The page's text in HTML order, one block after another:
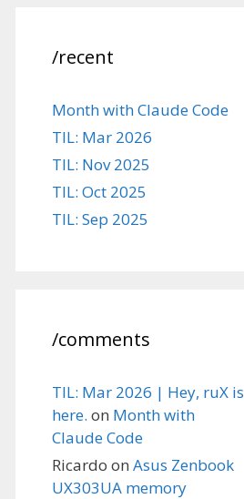
/recent
Month with Claude Code
TIL: Mar 2026
TIL: Nov 2025
TIL: Oct 2025
TIL: Sep 2025
/comments
TIL: Mar 2026 | Hey, ruX is
here. on Month with
Claude Code
Ricardo on Asus Zenbook
UX303UA memory